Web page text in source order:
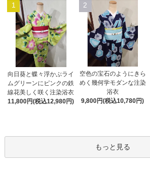
1
向日葵と蝶々浮かぶライ
ムグリーンにピンクの鉄
線花美しく咲く注染浴衣
11,800円(税込12,980円)
2
空色の宝石のようにきら
めく幾何学モダンな注染
浴衣
9,800円(税込10,780円)
もっと見る